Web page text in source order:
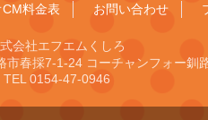
CM料金表 お問い合わせ
会社エフエムくしろ
市春採7-1-24 コーチャンフォー釧
TEL 0154-47-0946